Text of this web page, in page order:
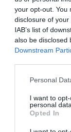
your opt-out. You
disclosure of
IAB’s list of
also be disclosed
Downstream
Please note that
not limited to
grant or deny
use your data for
consent section.
Personal
I want to
personal data.
Opted In
15/01/2021 στις
Tο
σπιζαετοσ